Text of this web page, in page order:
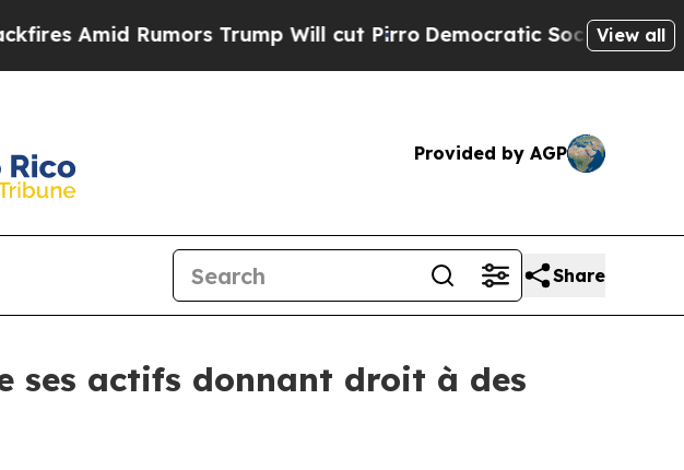
Rumors Trump Will cut PirroDemocratic Socialists of America
View all
Provided by AGP
Share
ses actifs donnant droit à des